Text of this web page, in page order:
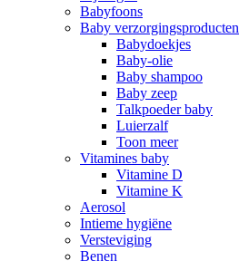
Babyfoons
Baby verzorgingsproducten
Babydoekjes
Baby-olie
Baby shampoo
Baby zeep
Talkpoeder baby
Luierzalf
Toon meer
Vitamines baby
Vitamine D
Vitamine K
Aerosol
Intieme hygiëne
Versteviging
Benen